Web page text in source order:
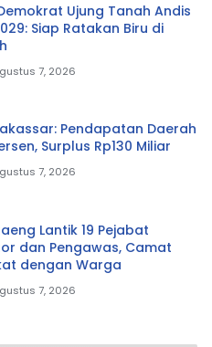
Ujung Tanah Andis
Siap Ratakan Biru di
7, 2026
Pendapatan Daerah
Surplus Rp130 Miliar
7, 2026
Lantik 19 Pejabat
dan Pengawas, Camat
dengan Warga
7, 2026